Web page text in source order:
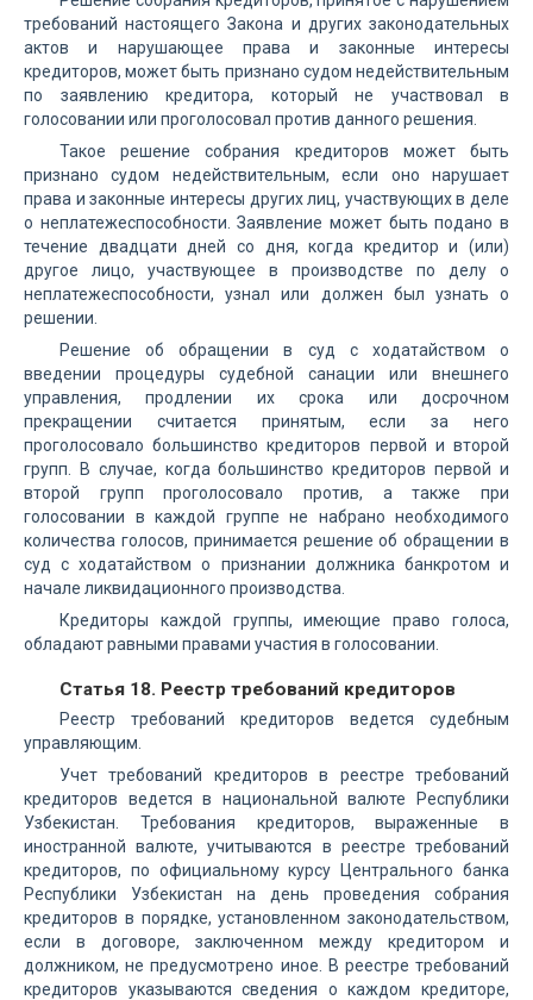
требований настоящего Закона и других законодательных
актов и нарушающее права и законные интересы
кредиторов, может быть признано судом недействительным
по заявлению кредитора, который не участвовал в
голосовании или проголосовал против данного решения.
Такое решение собрания кредиторов может быть
признано судом недействительным, если оно нарушает
права и законные интересы других лиц, участвующих в деле
о неплатежеспособности. Заявление может быть подано в
течение двадцати дней со дня, когда кредитор и (или)
другое лицо, участвующее в производстве по делу о
неплатежеспособности, узнал или должен был узнать о
решении.
Решение об обращении в суд с ходатайством о
введении процедуры судебной санации или внешнего
управления, продлении их срока или досрочном
прекращении считается принятым, если за него
проголосовало большинство кредиторов первой и второй
групп. В случае, когда большинство кредиторов первой и
второй групп проголосовало против, а также при
голосовании в каждой группе не набрано необходимого
количества голосов, принимается решение об обращении в
суд с ходатайством о признании должника банкротом и
начале ликвидационного производства.
Кредиторы каждой группы, имеющие право голоса,
обладают равными правами участия в голосовании.
Статья 18. Реестр требований кредиторов
Реестр требований кредиторов ведется судебным
управляющим.
Учет требований кредиторов в реестре требований
кредиторов ведется в национальной валюте Республики
Узбекистан. Требования кредиторов, выраженные в
иностранной валюте, учитываются в реестре требований
кредиторов, по официальному курсу Центрального банка
Республики Узбекистан на день проведения собрания
кредиторов в порядке, установленном законодательством,
если в договоре, заключенном между кредитором и
должником, не предусмотрено иное. В реестре требований
кредиторов указываются сведения о каждом кредиторе,